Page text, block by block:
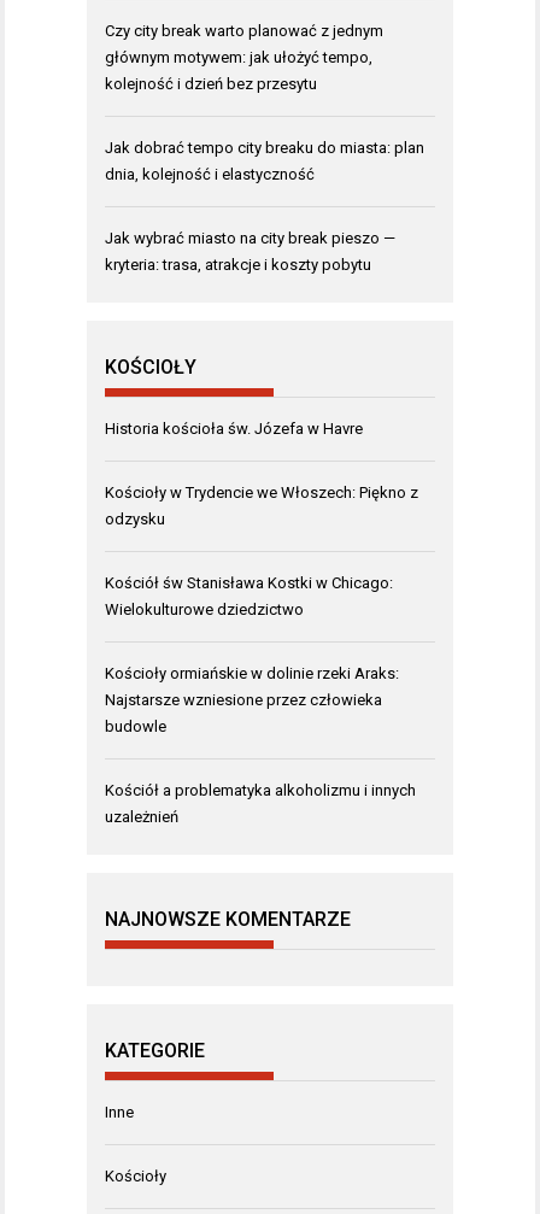
Czy city break warto planować z jednym
głównym motywem: jak ułożyć tempo,
kolejność i dzień bez przesytu
Jak dobrać tempo city breaku do miasta: plan
dnia, kolejność i elastyczność
Jak wybrać miasto na city break pieszo —
kryteria: trasa, atrakcje i koszty pobytu
KOŚCIOŁY
Historia kościoła św. Józefa w Havre
Kościoły w Trydencie we Włoszech: Piękno z
odzysku
Kościół św Stanisława Kostki w Chicago:
Wielokulturowe dziedzictwo
Kościoły ormiańskie w dolinie rzeki Araks:
Najstarsze wzniesione przez człowieka
budowle
Kościół a problematyka alkoholizmu i innych
uzależnień
NAJNOWSZE KOMENTARZE
KATEGORIE
Inne
Kościoły